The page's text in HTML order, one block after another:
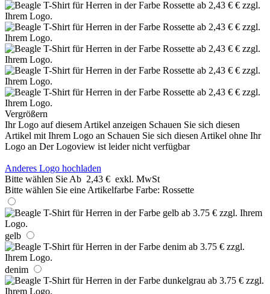
Vergrößern
Ihr Logo auf diesem Artikel anzeigen Schauen Sie sich diesen
Artikel mit Ihrem Logo an Schauen Sie sich diesen Artikel ohne Ihr
Logo an Der Logoview ist leider nicht verfügbar
Anderes Logo hochladen
Bitte wählen Sie Ab 2,43 € exkl. MwSt
Bitte wählen Sie eine Artikelfarbe Farbe: Rossette
gelb
denim